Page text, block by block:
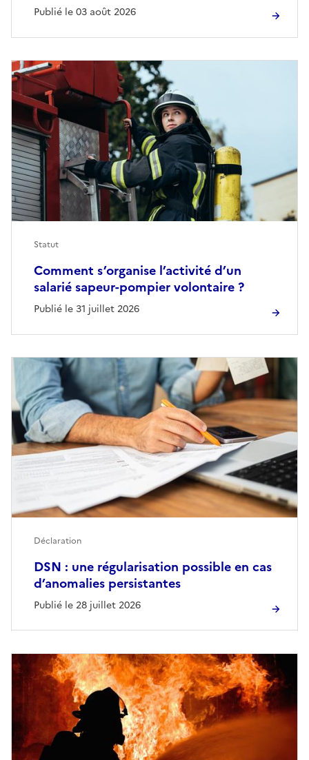
Publié le 03 août 2026
Comment s’organise l’activité d’un
salarié sapeur-pompier volontaire ?
Publié le 31 juillet 2026
Statut
DSN : une régularisation possible en cas
d’anomalies persistantes
Publié le 28 juillet 2026
Déclaration